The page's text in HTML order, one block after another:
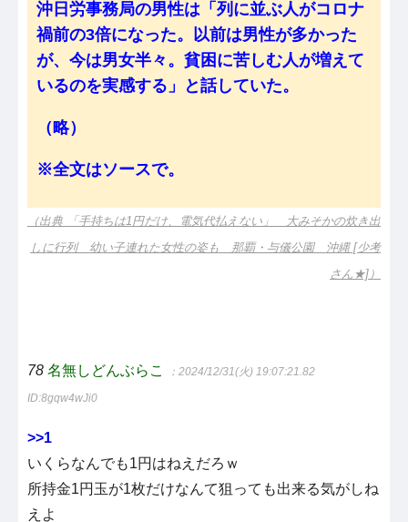
沖日労事務局の男性は「列に並ぶ人がコロナ
禍前の3倍になった。以前は男性が多かった
が、今は男女半々。貧困に苦しむ人が増えて
いるのを実感する」と話していた。
（略）
※全文はソースで。
（出典 「手持ちは1円だけ、電気代払えない」 大みそかの炊き出
しに行列 幼い子連れた女性の姿も 那覇・与儀公園 沖縄 [少考
さん★]）
78 名無しどんぶらこ ：2024/12/31(火) 19:07:21.82
ID:8gqw4wJi0
>>1
いくらなんでも1円はねえだろｗ
所持金1円玉が1枚だけなんて狙っても出来る気がしね
えよ